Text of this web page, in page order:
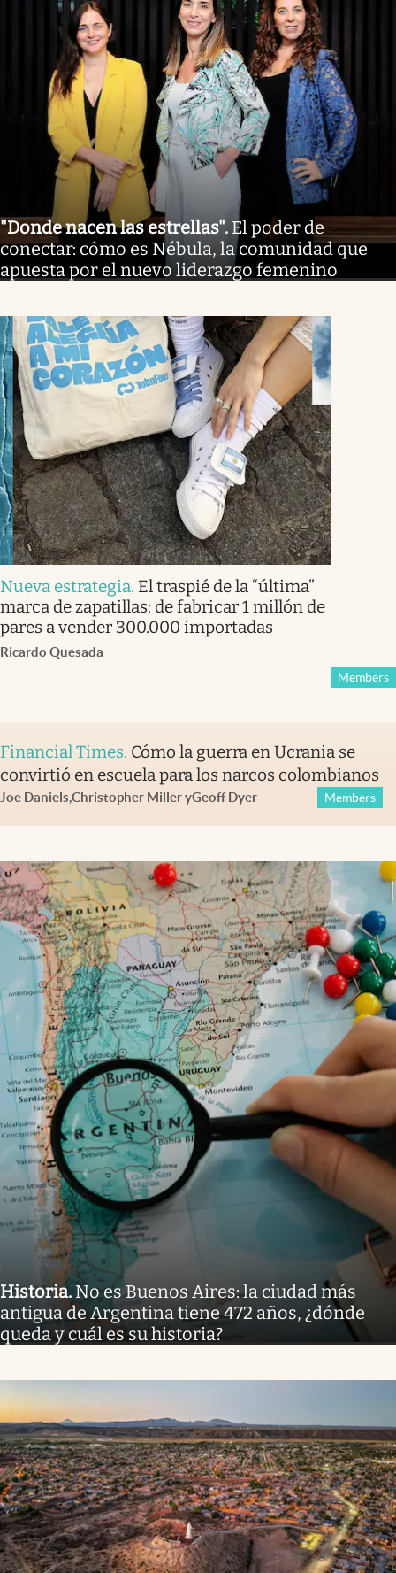
"Donde nacen las estrellas". El poder de
conectar: cómo es Nébula, la comunidad que
apuesta por el nuevo liderazgo femenino
Nueva estrategia. El traspié de la “última”
marca de zapatillas: de fabricar 1 millón de
pares a vender 300.000 importadas
Ricardo Quesada
Members
Financial Times. Cómo la guerra en Ucrania se
convirtió en escuela para los narcos colombianos
Joe Daniels,Christopher MilleryGeoff Dyer Members
Historia. No es Buenos Aires: la ciudad más
antigua de Argentina tiene 472 años, ¿dónde
queda y cuál es su historia?